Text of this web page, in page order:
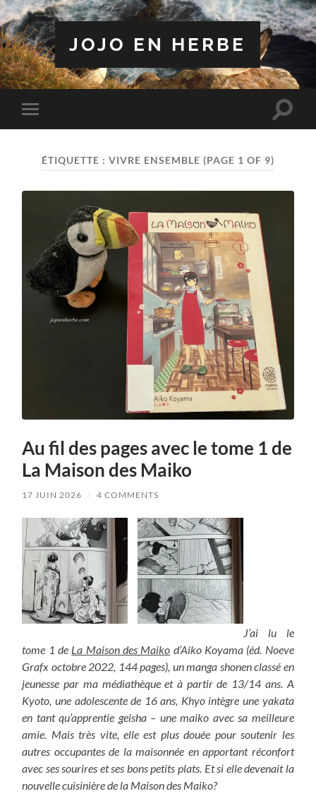
JOJO EN HERBE
Toggle
mobile
Toggle
ÉTIQUETTE : VIVRE ENSEMBLE (PAGE 1 OF 9)
Au fil des pages avec le tome 1 de
La Maison des Maiko
17 JUIN 2026 / 4 COMMENTS
J’ai lu le
tome 1 de La Maison des Maiko d’Aiko Koyama (éd. Noeve
Grafx octobre 2022, 144 pages), un manga shonen classé en
jeunesse par ma médiathèque et à partir de 13/14 ans. A
Kyoto, une adolescente de 16 ans, Khyo intègre une yakata
en tant qu’apprentie geisha – une maiko avec sa meilleure
amie. Mais très vite, elle est plus douée pour soutenir les
autres occupantes de la maisonnée en apportant réconfort
avec ses sourires et ses bons petits plats. Et si elle devenait la
nouvelle cuisinière de la Maison des Maiko?